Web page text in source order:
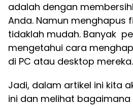
adalah dengan
Anda. Namun menghapus
tidaklah mudah. Banyak
mengetahui cara
di PC atau desktop mereka.
Jadi, dalam artikel ini kita
ini dan melihat